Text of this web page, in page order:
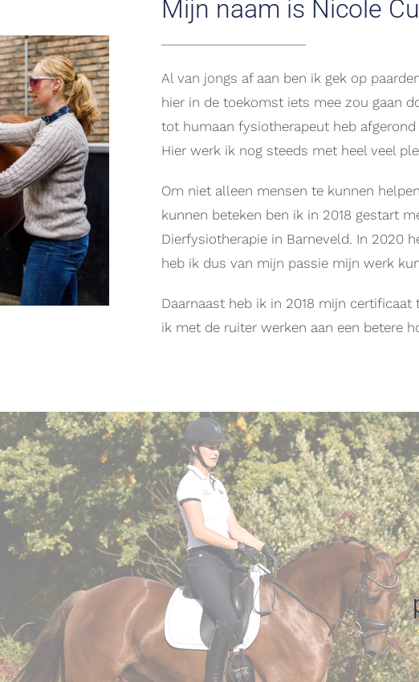
Mijn naam is Nicole
Al van jongs af aan ben ik gek op
hier in de toekomst iets mee zou gaan
tot humaan fysiotherapeut heb
Hier werk ik nog steeds met heel veel
Om niet alleen mensen te kunnen
kunnen beteken ben ik in 2018 gestart
Dierfysiotherapie in Barneveld. In 2020
heb ik dus van mijn passie mijn werk
Daarnaast heb ik in 2018 mijn
ik met de ruiter werken aan een betere